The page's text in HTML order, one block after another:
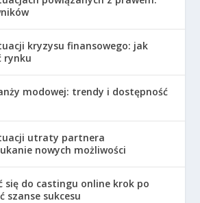
kryzysu finansowego: jak
rynku
modowej: trendy i dostępność
utraty partnera
nowych możliwości
się do castingu online krok po
szanse sukcesu